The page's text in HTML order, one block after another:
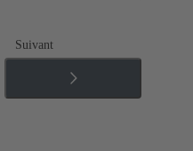
Suivant